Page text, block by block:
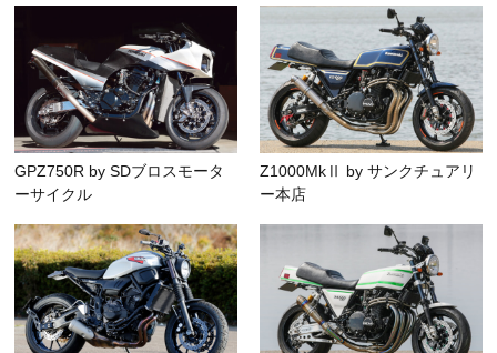
GPZ750R by SDブロスモータ
ーサイクル
Z1000MkⅡ by サンクチュアリ
ー本店